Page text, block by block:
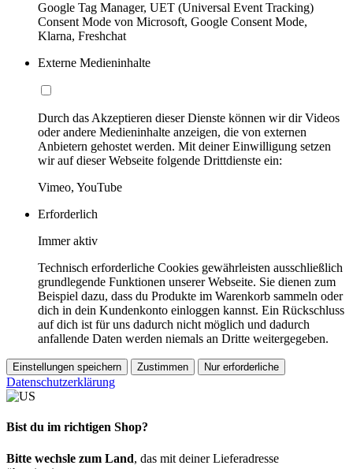
Google Tag Manager, UET (Universal Event Tracking)
Consent Mode von Microsoft, Google Consent Mode,
Klarna, Freshchat
Externe Medieninhalte
Durch das Akzeptieren dieser Dienste können wir dir Videos
oder andere Medieninhalte anzeigen, die von externen
Anbietern gehostet werden. Mit deiner Einwilligung setzen
wir auf dieser Webseite folgende Drittdienste ein:
Vimeo, YouTube
Erforderlich
Immer aktiv
Technisch erforderliche Cookies gewährleisten ausschließlich
grundlegende Funktionen unserer Webseite. Sie dienen zum
Beispiel dazu, dass du Produkte im Warenkorb sammeln oder
dich in dein Kundenkonto einloggen kannst. Ein Rückschluss
auf dich ist für uns dadurch nicht möglich und dadurch
anfallende Daten werden niemals an Dritte weitergegeben.
Einstellungen speichern Zustimmen Nur erforderliche
Datenschutzerklärung
Bist du im richtigen Shop?
Bitte wechsle zum Land, das mit deiner Lieferadresse